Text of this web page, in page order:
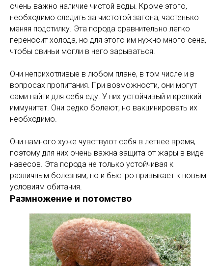
очень важно наличие чистой воды. Кроме этого,
необходимо следить за чистотой загона, частенько
меняя подстилку. Эта порода сравнительно легко
переносит холода, но для этого им нужно много сена,
чтобы свиньи могли в него зарываться.
Они неприхотливые в любом плане, в том числе и в
вопросах пропитания. При возможности, они могут
сами найти для себя еду. У них устойчивый и крепкий
иммунитет. Они редко болеют, но вакцинировать их
необходимо.
Они намного хуже чувствуют себя в летнее время,
поэтому для них очень важна защита от жары в виде
навесов. Эта порода не только устойчивая к
различным болезням, но и быстро привыкает к новым
условиям обитания.
Размножение и потомство